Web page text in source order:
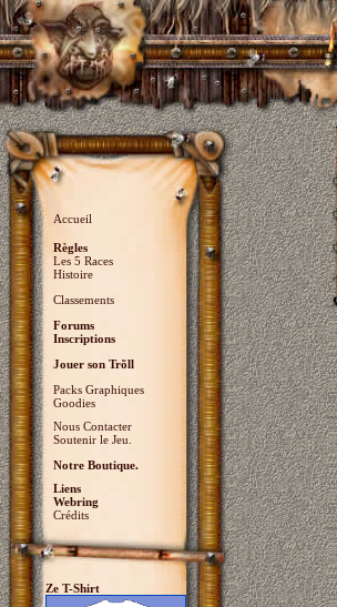
Accueil
Règles
Les 5 Races
Histoire
Classements
Forums
Inscriptions
Jouer son Trõll
Packs Graphiques
Goodies
Nous Contacter
Soutenir le Jeu.
Notre Boutique.
Liens
Webring
Crédits
Ze T-Shirt